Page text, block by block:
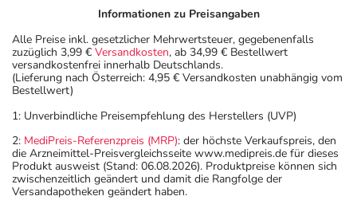
Informationen zu Preisangaben
Alle Preise inkl. gesetzlicher Mehrwertsteuer, gegebenenfalls
zuzüglich 3,99 € Versandkosten, ab 34,99 € Bestellwert
versandkostenfrei innerhalb Deutschlands.
(Lieferung nach Österreich: 4,95 € Versandkosten unabhängig vom
Bestellwert)
1: Unverbindliche Preisempfehlung des Herstellers (UVP)
2: MediPreis-Referenzpreis (MRP): der höchste Verkaufspreis, den
die Arzneimittel-Preisvergleichsseite www.medipreis.de für dieses
Produkt ausweist (Stand: 06.08.2026). Produktpreise können sich
zwischenzeitlich geändert und damit die Rangfolge der
Versandapotheken geändert haben.